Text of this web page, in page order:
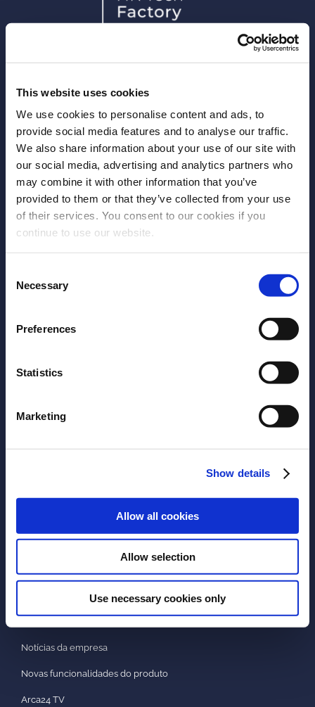
This website uses cookies
We use cookies to personalise content and ads, to
provide social media features and to analyse our traffic.
We also share information about your use of our site with
our social media, advertising and analytics partners who
may combine it with other information that you’ve
provided to them or that they’ve collected from your use
of their services. You consent to our cookies if you
continue to use our website.
Selection
Necessary
Preferences
Statistics
Marketing
Show details
Allow all cookies
Allow selection
Use necessary cookies only
no desenvolvimento de software cloud para
o sector de recursos humanos.
COMPANY
Sobre nós
LEGAL
Política de Qualidade
NEWS & PRESS
Notícias da empresa
Novas funcionalidades do produto
Arca24 TV